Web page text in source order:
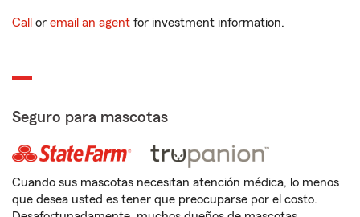
Call or email an agent for investment information.
Seguro para mascotas
Cuando sus mascotas necesitan atención médica, lo menos
que desea usted es tener que preocuparse por el costo.